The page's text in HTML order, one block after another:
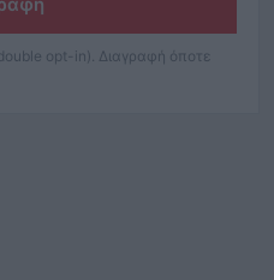
opt-in). Διαγραφή όποτε